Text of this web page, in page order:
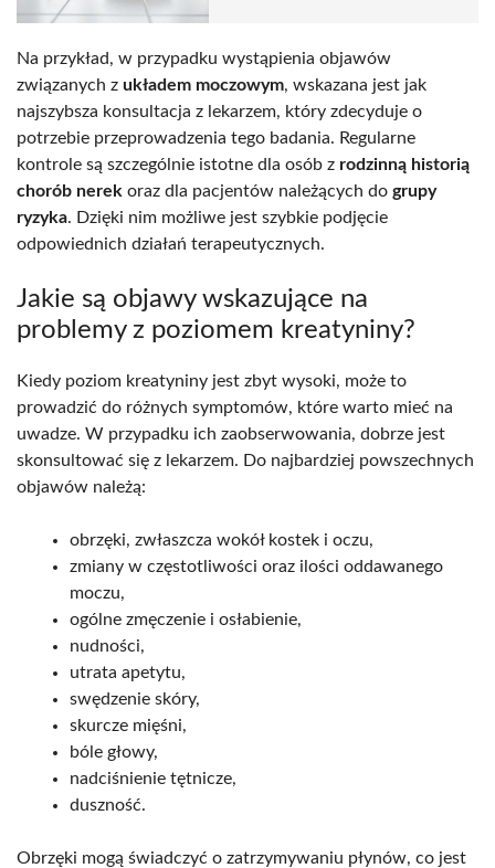
Na przykład, w przypadku wystąpienia objawów
związanych z układem moczowym, wskazana jest jak
najszybsza konsultacja z lekarzem, który zdecyduje o
potrzebie przeprowadzenia tego badania. Regularne
kontrole są szczególnie istotne dla osób z rodzinną historią
chorób nerek oraz dla pacjentów należących do grupy
ryzyka. Dzięki nim możliwe jest szybkie podjęcie
odpowiednich działań terapeutycznych.
Jakie są objawy wskazujące na
problemy z poziomem kreatyniny?
Kiedy poziom kreatyniny jest zbyt wysoki, może to
prowadzić do różnych symptomów, które warto mieć na
uwadze. W przypadku ich zaobserwowania, dobrze jest
skonsultować się z lekarzem. Do najbardziej powszechnych
objawów należą:
obrzęki, zwłaszcza wokół kostek i oczu,
zmiany w częstotliwości oraz ilości oddawanego
moczu,
ogólne zmęczenie i osłabienie,
nudności,
utrata apetytu,
swędzenie skóry,
skurcze mięśni,
bóle głowy,
nadciśnienie tętnicze,
duszność.
Obrzęki mogą świadczyć o zatrzymywaniu płynów, co jest